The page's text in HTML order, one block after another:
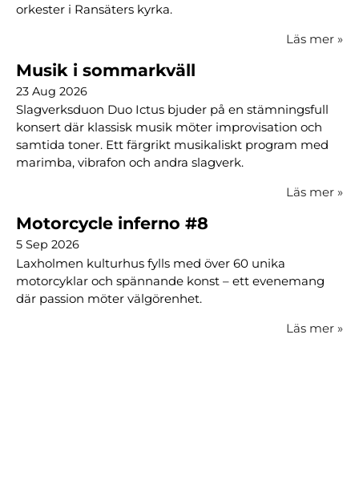
orkester i Ransäters kyrka.
Läs mer »
Musik i sommarkväll
23 Aug 2026
Slagverksduon Duo Ictus bjuder på en stämningsfull
konsert där klassisk musik möter improvisation och
samtida toner. Ett färgrikt musikaliskt program med
marimba, vibrafon och andra slagverk.
Läs mer »
Motorcycle inferno #8
5 Sep 2026
Laxholmen kulturhus fylls med över 60 unika
motorcyklar och spännande konst – ett evenemang
där passion möter välgörenhet.
Läs mer »